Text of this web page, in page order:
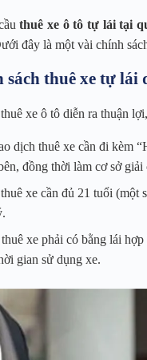
thuê xe ô tô tự lái tại
đây là một vài chính
sách thuê xe tự lái
xe ô tô diễn ra thuận
dịch thuê xe cần đi kèm
đồng thời làm cơ sở
xe cần đủ 21 tuổi (một
xe phải có bằng lái
gian sử dụng xe.